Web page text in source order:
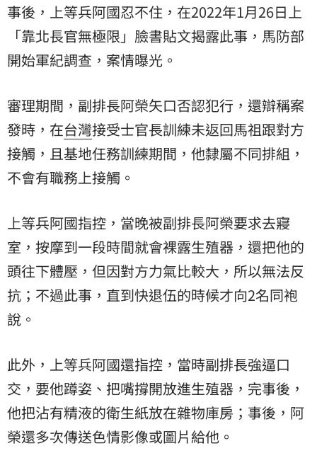
事後，上等兵阿國忍不住，在2022年1月26日上
「靠北長官無極限」臉書貼文揭露此事，馬防部
開始軍紀調查，案情曝光。
審理期間，副排長阿榮矢口否認犯行，還辯稱案
發時，在台灣接受士官長訓練未返回馬祖跟對方
接觸，且基地任務訓練期間，他隸屬不同排組，
不會有職務上接觸。
上等兵阿國指控，當晚被副排長阿榮要求去寢
室，按摩到一段時間就會裸露生殖器，還把他的
頭往下體壓，但因對方力氣比較大，所以無法反
抗；不過此事，直到快退伍的時候才向2名同袍
說。
此外，上等兵阿國還指控，當時副排長強逼口
交，要他蹲姿、把嘴撐開放進生殖器，完事後，
他把沾有精液的衛生紙放在雜物庫房；事後，阿
榮還多次傳送色情影像或圖片給他。